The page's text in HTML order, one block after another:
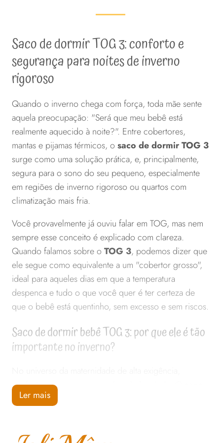
variantes.
As
ser
escolhidas
na
página
do
produto
Saco de dormir TOG 3: conforto e
segurança para noites de inverno
rigoroso
Quando o inverno chega com força, toda mãe sente
aquela preocupação: "Será que meu bebê está
realmente aquecido à noite?". Entre cobertores,
mantas e pijamas térmicos, osaco de dormir TOG 3
surge como uma solução prática, e, principalmente,
segura para o sono do seu pequeno, especialmente
em regiões de inverno rigoroso ou quartos com
climatização mais fria.
Você provavelmente já ouviu falar em TOG, mas nem
sempre esse conceito é explicado com clareza.
Quando falamos sobre oTOG 3, podemos dizer que
ele segue como equivalente a um "cobertor grosso",
ideal para aqueles dias em que a temperatura
despenca e tudo o que você quer é ter certeza de
que o bebê está quentinho, sem excesso e sem riscos.
Saco de dormir bebê TOG 3: por que ele é tão
importante no inverno?
conforto e segurança caminham lado a lado. O
de dormir bebê TOG 3
vezes só para checar se ele ainda está coberto.
Ler mais